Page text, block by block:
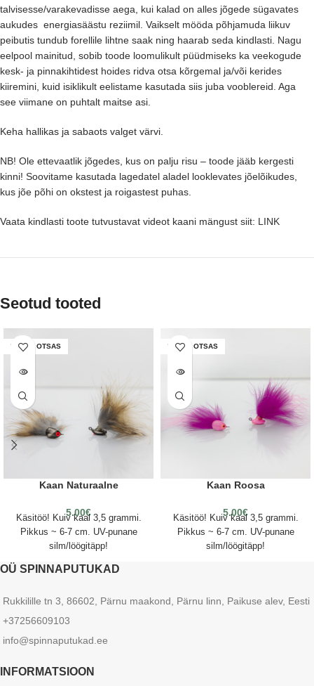
talvisesse/varakevadisse aega, kui kalad on alles jõgede sügavates
aukudes energiasäästu reziimil. Vaikselt mööda põhjamuda liikuv
peibutis tundub forellile lihtne saak ning haarab seda kindlasti. Nagu
eelpool mainitud, sobib toode loomulikult püüdmiseks ka veekogude
kesk- ja pinnakihtidest hoides ridva otsa kõrgemal ja/või kerides
kiiremini, kuid isiklikult eelistame kasutada siis juba vooblereid. Aga
see viimane on puhtalt maitse asi.
Keha hallikas ja sabaots valget värvi.
NB! Ole ettevaatlik jõgedes, kus on palju risu – toode jääb kergesti
kinni! Soovitame kasutada lagedatel aladel looklevates jõelõikudes,
kus jõe põhi on okstest ja roigastest puhas.
Vaata kindlasti toote tutvustavat videot kaani mängust siit: LINK
Seotud tooted
LAOST OTSAS
Kaan Naturaalne
5.00€
Käsitöö! Kuiv kaal 3,5 grammi.
Pikkus ~ 6-7 cm. UV-punane
silm/löögitäpp!
LAOST OTSAS
Kaan Roosa
5.00€
Käsitöö! Kuiv kaal 3,5 grammi.
Pikkus ~ 6-7 cm. UV-punane
silm/löögitäpp!
OÜ SPINNAPUTUKAD
Rukkilille tn 3, 86602, Pärnu maakond, Pärnu linn, Paikuse alev, Eesti
+37256609103
info@spinnaputukad.ee
INFORMATSIOON